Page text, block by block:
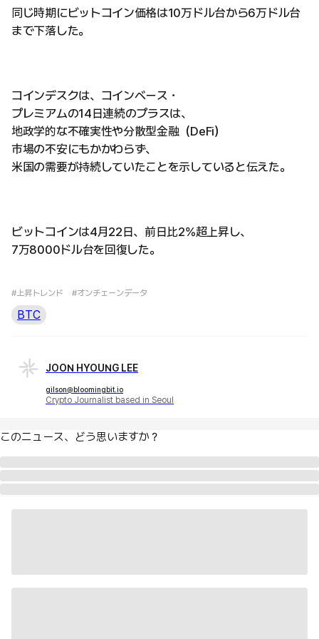
同じ時期にビットコイン価格は10万ドル台から6万ドル台
まで下落した。
コインデスクは、コインベース・
プレミアムの14日連続のプラスは、
地政学的な不確実性や分散型金融（DeFi）
市場の不安にもかかわらず、
米国の需要が持続していたことを示していると伝えた。
ビットコインは4月22日、前日比2%超上昇し、
7万8000ドル台を回復した。
#上昇トレンド #オンチェーンデータ
BTC
JOON HYOUNG LEE
gilson@bloomingbit.io
Crypto Journalist based in Seoul
このニュース、どう思いますか？